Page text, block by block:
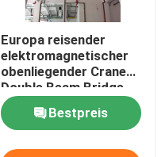
Europa reisender
elektromagnetischer
obenliegender Crane
Double Beam Bridge
Crane 32T 50T
Bestpreis